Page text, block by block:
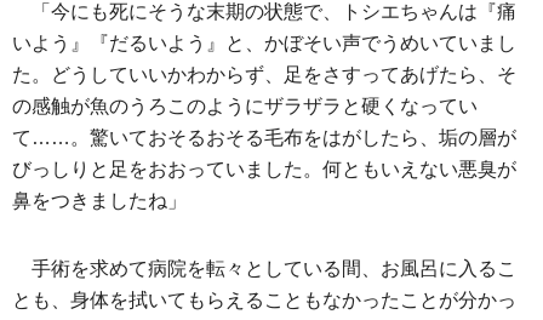
「今にも死にそうな末期の状態で、トシエちゃんは『痛
いよう』『だるいよう』と、かぼそい声でうめいていまし
た。どうしていいかわからず、足をさすってあげたら、そ
の感触が魚のうろこのようにザラザラと硬くなってい
て……。驚いておそるおそる毛布をはがしたら、垢の層が
びっしりと足をおおっていました。何ともいえない悪臭が
鼻をつきましたね」
手術を求めて病院を転々としている間、お風呂に入るこ
とも、身体を拭いてもらえることもなかったことが分かっ